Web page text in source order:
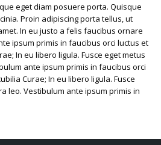
eget diam posuere porta. Quisque
Proin adipiscing porta tellus, ut
In eu justo a felis faucibus ornare
ipsum primis in faucibus orci luctus et
In eu libero ligula. Fusce eget metus
ante ipsum primis in faucibus orci
Curae; In eu libero ligula. Fusce
leo. Vestibulum ante ipsum primis in